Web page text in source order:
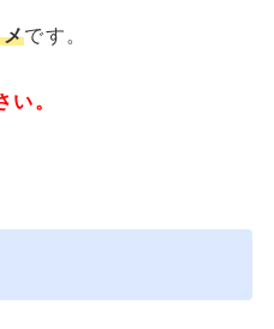
です。
い。